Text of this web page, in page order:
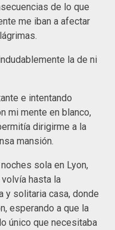
de lo que
me iban a afectar
la de ni
e intentando
mi mente en blanco,
dirigirme a la
mansión.
sola en Lyon,
hasta la
y solitaria casa, donde
esperando a que la
único que necesitaba